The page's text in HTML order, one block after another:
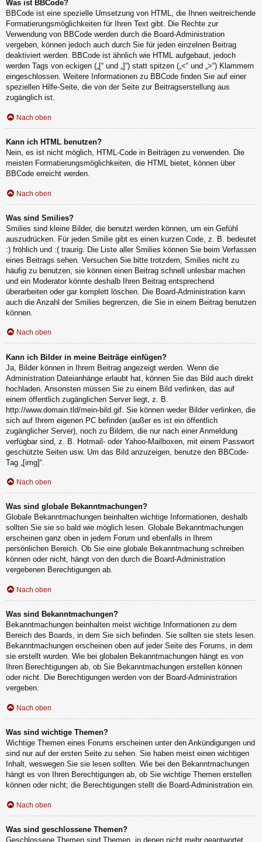
Was ist BBCode?
BBCode ist eine spezielle Umsetzung von HTML, die Ihnen weitreichende
Formatierungsmöglichkeiten für Ihren Text gibt. Die Rechte zur
Verwendung von BBCode werden durch die Board-Administration
vergeben, können jedoch auch durch Sie für jeden einzelnen Beitrag
deaktiviert werden. BBCode ist ähnlich wie HTML aufgebaut, jedoch
werden Tags von eckigen („[“ und „]“) statt spitzen („<“ und „>“) Klammern
eingeschlossen. Weitere Informationen zu BBCode finden Sie auf einer
speziellen Hilfe-Seite, die von der Seite zur Beitragserstellung aus
zugänglich ist.
Nach oben
Kann ich HTML benutzen?
Nein, es ist nicht möglich, HTML-Code in Beiträgen zu verwenden. Die
meisten Formatierungsmöglichkeiten, die HTML bietet, können über
BBCode erreicht werden.
Nach oben
Was sind Smilies?
Smilies sind kleine Bilder, die benutzt werden können, um ein Gefühl
auszudrücken. Für jeden Smilie gibt es einen kurzen Code, z. B. bedeutet
:) fröhlich und :( traurig. Die Liste aller Smilies können Sie beim Verfassen
eines Beitrags sehen. Versuchen Sie bitte trotzdem, Smilies nicht zu
häufig zu benutzen, sie können einen Beitrag schnell unlesbar machen
und ein Moderator könnte deshalb Ihren Beitrag entsprechend
überarbeiten oder gar komplett löschen. Die Board-Administration kann
auch die Anzahl der Smilies begrenzen, die Sie in einem Beitrag benutzen
können.
Nach oben
Kann ich Bilder in meine Beiträge einfügen?
Ja, Bilder können in Ihrem Beitrag angezeigt werden. Wenn die
Administration Dateianhänge erlaubt hat, können Sie das Bild auch direkt
hochladen. Ansonsten müssen Sie zu einem Bild verlinken, das auf
einem öffentlich zugänglichen Server liegt, z. B.
http://www.domain.tld/mein-bild.gif. Sie können weder Bilder verlinken, die
sich auf Ihrem eigenen PC befinden (außer es ist ein öffentlich
zugänglicher Server), noch zu Bildern, die nur nach einer Anmeldung
verfügbar sind, z. B. Hotmail- oder Yahoo-Mailboxen, mit einem Passwort
geschützte Seiten usw. Um das Bild anzuzeigen, benutze den BBCode-
Tag „[img]“.
Nach oben
Was sind globale Bekanntmachungen?
Globale Bekanntmachungen beinhalten wichtige Informationen, deshalb
sollten Sie sie so bald wie möglich lesen. Globale Bekanntmachungen
erscheinen ganz oben in jedem Forum und ebenfalls in Ihrem
persönlichen Bereich. Ob Sie eine globale Bekanntmachung schreiben
können oder nicht, hängt von den durch die Board-Administration
vergebenen Berechtigungen ab.
Nach oben
Was sind Bekanntmachungen?
Bekanntmachungen beinhalten meist wichtige Informationen zu dem
Bereich des Boards, in dem Sie sich befinden. Sie sollten sie stets lesen.
Bekanntmachungen erscheinen oben auf jeder Seite des Forums, in dem
sie erstellt wurden. Wie bei globalen Bekanntmachungen hängt es von
Ihren Berechtigungen ab, ob Sie Bekanntmachungen erstellen können
oder nicht. Die Berechtigungen werden von der Board-Administration
vergeben.
Nach oben
Was sind wichtige Themen?
Wichtige Themen eines Forums erscheinen unter den Ankündigungen und
sind nur auf der ersten Seite zu sehen. Sie haben meist einen wichtigen
Inhalt, weswegen Sie sie lesen sollten. Wie bei den Bekanntmachungen
hängt es von Ihren Berechtigungen ab, ob Sie wichtige Themen erstellen
können oder nicht; die Berechtigungen stellt die Board-Administration ein.
Nach oben
Was sind geschlossene Themen?
Geschlossene Themen sind Themen, in denen nicht mehr geantwortet